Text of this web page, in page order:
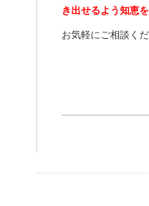
き出せるよう知恵
お気軽にご相談くだ